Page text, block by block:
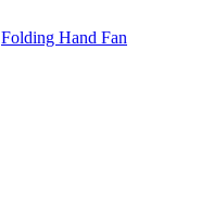
Folding Hand Fan